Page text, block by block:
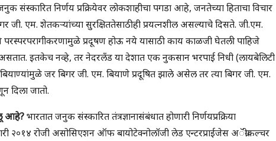
संस्कारित निर्णय प्रक्रियेवर लोकशाहीचा पगडा आहे, जनतेच्या हिताचा विचार
जी. एम. शेतकऱ्यांच्या सुरक्षिततेसाठीही प्रयत्नशील असल्याचे दिसते. जी.एम.
परस्परपरागीकरणामुळे प्रदूषण होऊ नये यासाठी काय काळजी घेतली पाहिजे
इतकेच नव्हे, तर नेदरलँड या देशात एक नुकसान भरपाई निधी (लायबेलिटी
जर बिगर जी. एम. बियाणे प्रदूषित झाले असेल तर त्या बिगर जी. एम.
दिला जातो.
आहे?भारतात जनुक संस्कारित तंत्रज्ञानासंबंधात होणारी निर्णयप्रक्रिया
२०१४ रोजी असोसिएशन ऑफ बायोटेक्नोलॉजी लेड एन्टरप्राईजेस अॅग्रीकल्चर